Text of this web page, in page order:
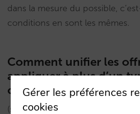
dans la mesure du possible,
conditions en sont les mêmes.
Comment unifier les
appliquer à plus d’un
chambre :
(si vous avez des offres
Gérer les préférences
cookies